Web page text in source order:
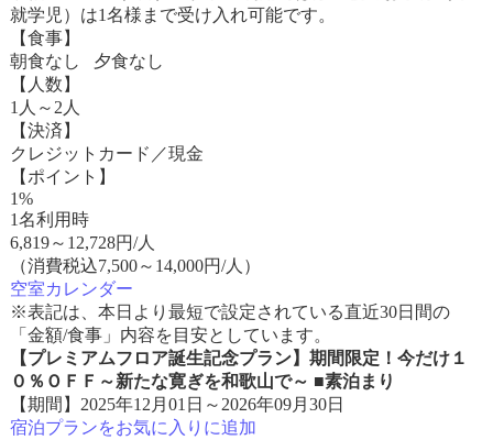
就学児）は1名様まで受け入れ可能です。
【食事】
朝食なし 夕食なし
【人数】
1人～2人
【決済】
クレジットカード／現金
【ポイント】
1%
1名利用時
6,819～ 12,728円/人
（消費税込7,500～14,000円/人）
空室カレンダー
※表記は、本日より最短で設定されている直近30日間の
「金額/食事」内容を目安としています。
【プレミアムフロア誕生記念プラン】期間限定！今だけ１
０％ＯＦＦ～新たな寛ぎを和歌山で～ ■素泊まり
【期間】2025年12月01日～2026年09月30日
宿泊プランをお気に入りに追加